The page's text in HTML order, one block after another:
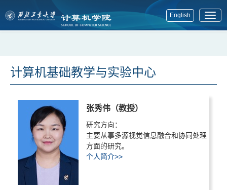
English
展
计算机基础教学与实验中心
张秀伟（教授）
研究方向：
主要从事多源视觉信息融合和协同处理
方面的研究。
个人简介>>